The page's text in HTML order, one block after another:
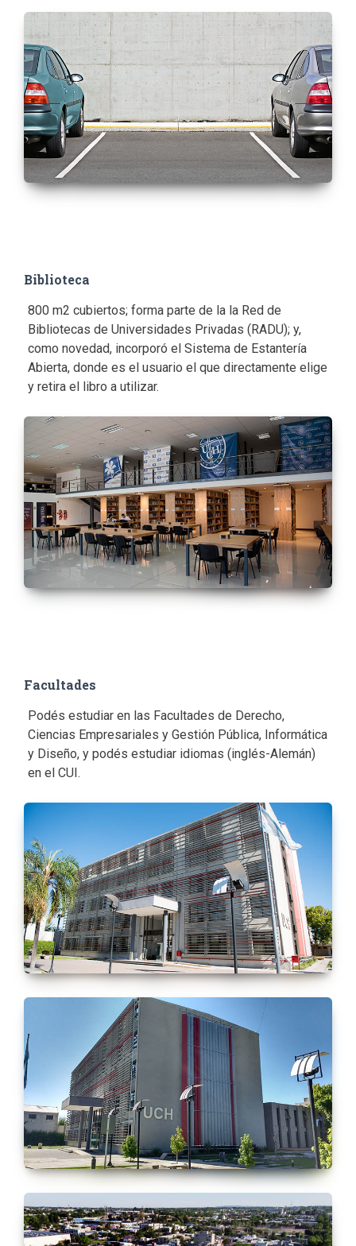
Biblioteca
800 m2 cubiertos; forma parte de la la Red de
Bibliotecas de Universidades Privadas (RADU); y,
como novedad, incorporó el Sistema de Estantería
Abierta, donde es el usuario el que directamente elige
y retira el libro a utilizar.
Facultades
Podés estudiar en las Facultades de Derecho,
Ciencias Empresariales y Gestión Pública, Informática
y Diseño, y podés estudiar idiomas (inglés-Alemán)
en el CUI.